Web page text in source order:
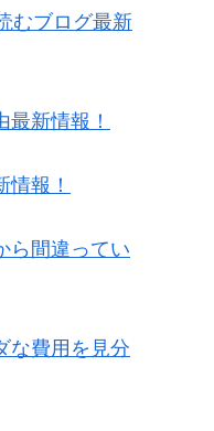
むブログ最新
新情報！
報！
ら間違ってい
な費用を見分